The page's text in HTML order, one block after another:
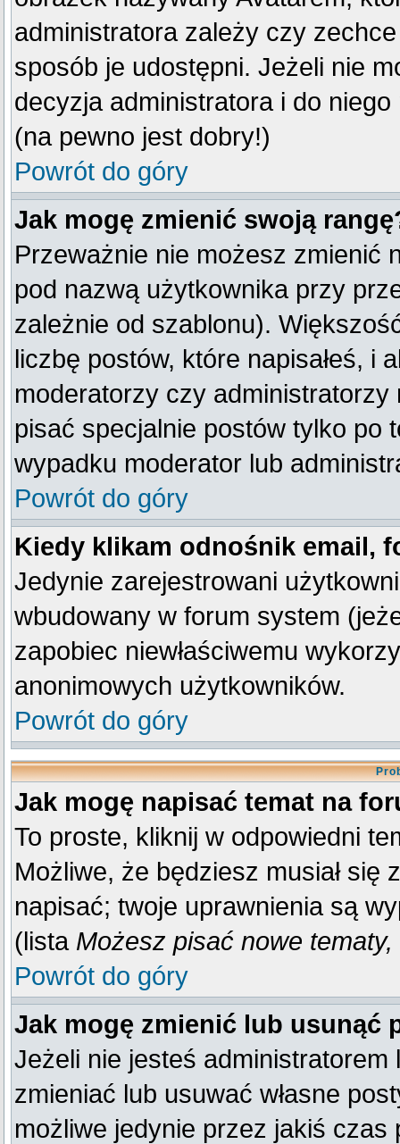
administratora zależy czy
sposób je udostępni. Jeżeli nie
decyzja administratora i do
(na pewno jest dobry!)
Powrót do góry
Jak mogę zmienić swoją
Przeważnie nie możesz zmienić
pod nazwą użytkownika przy
zależnie od szablonu).
liczbę postów, które napisałeś, i
moderatorzy czy
pisać specjalnie postów tylko po
wypadku moderator lub
Powrót do góry
Kiedy klikam odnośnik email,
Jedynie zarejestrowani
wbudowany w forum system
zapobiec niewłaściwemu
anonimowych użytkowników.
Powrót do góry
Jak mogę napisać temat na
To proste, kliknij w odpowiedni
Możliwe, że będziesz musiał się
napisać; twoje uprawnienia są
(lista Możesz pisać nowe
Powrót do góry
Jak mogę zmienić lub usunąć
Jeżeli nie jesteś
zmieniać lub usuwać własne
możliwe jedynie przez jakiś